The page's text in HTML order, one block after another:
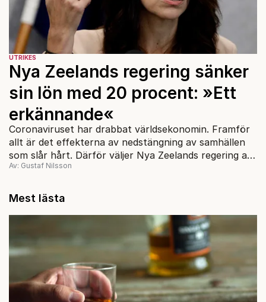
UTRIKES
Nya Zeelands regering sänker
sin lön med 20 procent: »Ett
erkännande«
Coronaviruset har drabbat världsekonomin. Framför
allt är det effekterna av nedstängning av samhällen
som slår hårt. Därför väljer Nya Zeelands regering att
gå ner i lön.
Av: Gustaf Nilsson
Mest lästa